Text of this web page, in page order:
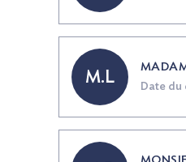
M.L
Date du